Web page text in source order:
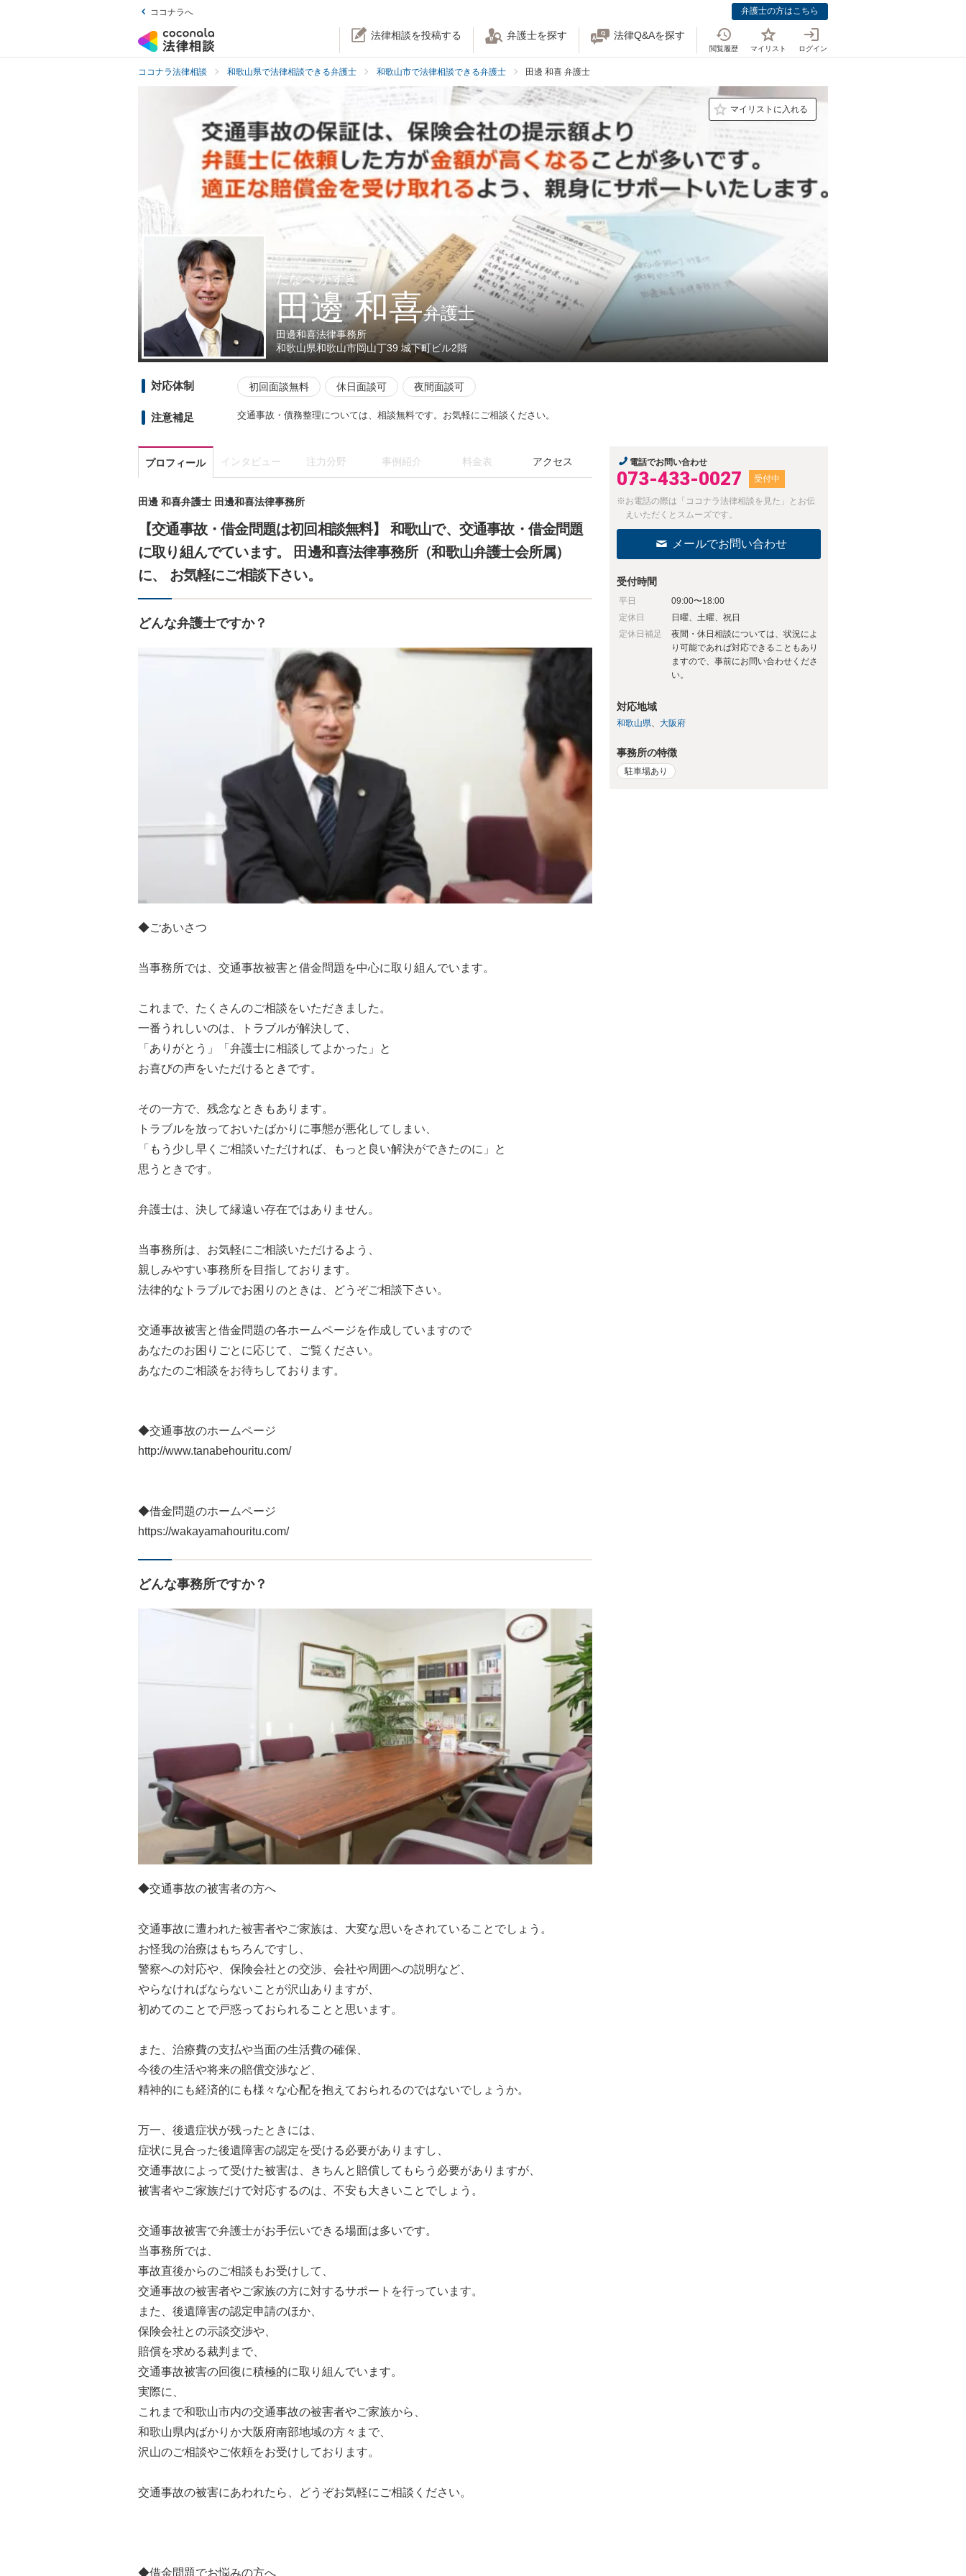
ココナラへ 弁護士の方はこちら
法律相談を投稿する 弁護士を探す 法律Q&Aを探す
閲覧履歴 マイリスト ログイン
ココナラ法律相談 和歌山県で法律相談できる弁護士 和歌山市で法律相談できる弁護士 田邊 和喜 弁護士
マイリストに入れる
たなべ かずき
田邊 和喜弁護士
田邊和喜法律事務所
和歌山県和歌山市岡山丁39 城下町ビル2階
対応体制 初回面談無料 休日面談可 夜間面談可
注意補足 交通事故・債務整理については、相談無料です。お気軽にご相談ください。
プロフィール インタビュー 注力分野 事例紹介 料金表 アクセス
田邊 和喜弁護士 田邊和喜法律事務所
【交通事故・借金問題は初回相談無料】 和歌山で、交通事故・借金問題
に取り組んでています。 田邊和喜法律事務所（和歌山弁護士会所属）
に、 お気軽にご相談下さい。
どんな弁護士ですか？
◆ごあいさつ
当事務所では、交通事故被害と借金問題を中心に取り組んでいます。
これまで、たくさんのご相談をいただきました。
一番うれしいのは、トラブルが解決して、
「ありがとう」「弁護士に相談してよかった」と
お喜びの声をいただけるときです。
その一方で、残念なときもあります。
トラブルを放っておいたばかりに事態が悪化してしまい、
「もう少し早くご相談いただければ、もっと良い解決ができたのに」と
思うときです。
弁護士は、決して縁遠い存在ではありません。
当事務所は、お気軽にご相談いただけるよう、
親しみやすい事務所を目指しております。
法律的なトラブルでお困りのときは、どうぞご相談下さい。
交通事故被害と借金問題の各ホームページを作成していますので
あなたのお困りごとに応じて、ご覧ください。
あなたのご相談をお待ちしております。
◆交通事故のホームページ
http://www.tanabehouritu.com/
◆借金問題のホームページ
https://wakayamahouritu.com/
どんな事務所ですか？
◆交通事故の被害者の方へ
交通事故に遭われた被害者やご家族は、大変な思いをされていることでしょう。
お怪我の治療はもちろんですし、
警察への対応や、保険会社との交渉、会社や周囲への説明など、
やらなければならないことが沢山ありますが、
初めてのことで戸惑っておられることと思います。
また、治療費の支払や当面の生活費の確保、
今後の生活や将来の賠償交渉など、
精神的にも経済的にも様々な心配を抱えておられるのではないでしょうか。
万一、後遺症状が残ったときには、
症状に見合った後遺障害の認定を受ける必要がありますし、
交通事故によって受けた被害は、きちんと賠償してもらう必要がありますが、
被害者やご家族だけで対応するのは、不安も大きいことでしょう。
交通事故被害で弁護士がお手伝いできる場面は多いです。
当事務所では、
事故直後からのご相談もお受けして、
交通事故の被害者やご家族の方に対するサポートを行っています。
また、後遺障害の認定申請のほか、
保険会社との示談交渉や、
賠償を求める裁判まで、
交通事故被害の回復に積極的に取り組んでいます。
実際に、
これまで和歌山市内の交通事故の被害者やご家族から、
和歌山県内ばかりか大阪府南部地域の方々まで、
沢山のご相談やご依頼をお受けしております。
交通事故の被害にあわれたら、どうぞお気軽にご相談ください。
◆借金問題でお悩みの方へ
電話でお問い合わせ
073-433-0027 受付中
※お電話の際は「ココナラ法律相談を見た」とお伝
えいただくとスムーズです。
メールでお問い合わせ
受付時間
平日
09:00〜18:00
定休日
日曜、土曜、祝日
定休日補足
夜間・休日相談については、状況によ
り可能であれば対応できることもあり
ますので、事前にお問い合わせくださ
い。
対応地域
和歌山県 大阪府
事務所の特徴
駐車場あり